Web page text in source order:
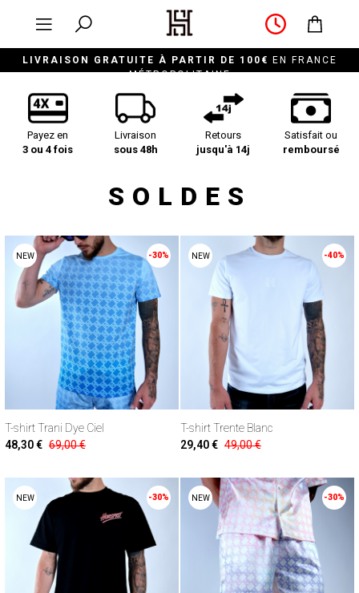
LIVRAISON GRATUITE À PARTIR DE 100€
EN FRANCE
MÉTROPOLITAINE
Payez en
3 ou 4 fois
Livraison
sous 48h
Retours
jusqu'à 14j
Satisfait ou
remboursé
SOLDES
NEW -30%
T-shirt Trani Dye Ciel
48,30 € 69,00 €
NEW -40%
T-shirt Trente Blanc
29,40 € 49,00 €
NEW -30% NEW -30%